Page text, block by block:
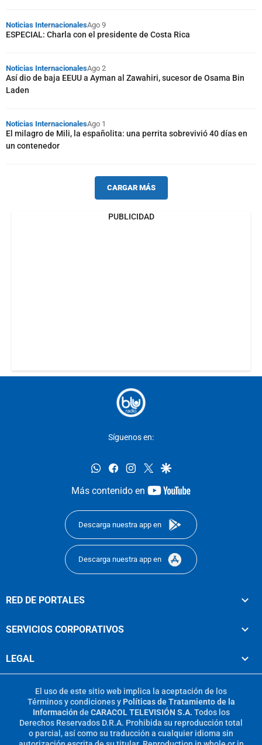
Noticias InternacionalesAgo 9
ESPECIAL: Charla con el presidente de Costa Rica
Noticias InternacionalesAgo 2
Así dio de baja EEUU a Ayman al Zawahiri, sucesor de Osama Bin
Laden
Noticias InternacionalesAgo 1
El milagro de Mili, la españolita: una perrita sobrevivió 40 días en
un contenedor
CARGAR MÁS
PUBLICIDAD
Síguenos en:
whatsappfacebookinstagram
twittergoogle
Más contenido en
youtube-
Descarga nuestra app en
Descarga nuestra app en
RED DE PORTALES
SERVICIOS CORPORATIVOS
LEGAL
El uso de este sitio web implica la aceptación de los
Términos y condicionesy Políticas de Tratamiento de la
Información de CARACOL TELEVISIÓN S.A. Todos los
Derechos Reservados D.R.A. Prohibida su reproducción total
o parcial, así como su traducción a cualquier idioma sin